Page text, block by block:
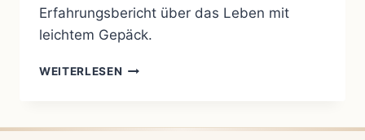
Erfahrungsbericht über das Leben mit
leichtem Gepäck.
WEITERLESEN MEIN